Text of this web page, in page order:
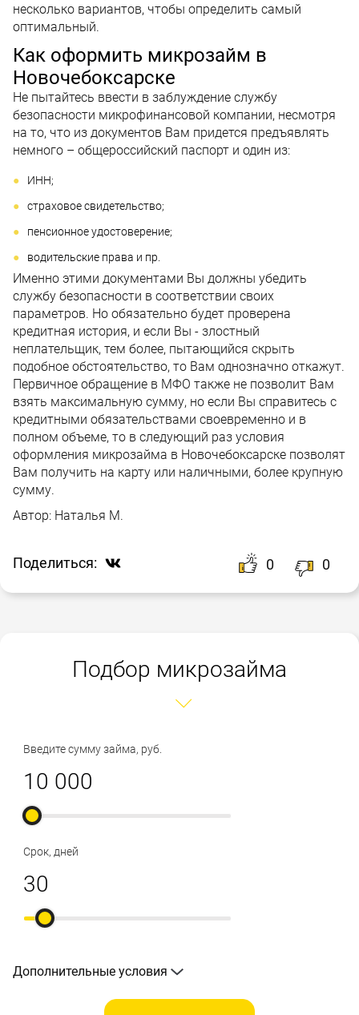
несколько вариантов, чтобы определить самый
оптимальный.
Как оформить микрозайм в
Новочебоксарске
Не пытайтесь ввести в заблуждение службу
безопасности микрофинансовой компании, несмотря
на то, что из документов Вам придется предъявлять
немного – общероссийский паспорт и один из:
ИНН;
страховое свидетельство;
пенсионное удостоверение;
водительские права и пр.
Именно этими документами Вы должны убедить
службу безопасности в соответствии своих
параметров. Но обязательно будет проверена
кредитная история, и если Вы - злостный
неплательщик, тем более, пытающийся скрыть
подобное обстоятельство, то Вам однозначно откажут.
Первичное обращение в МФО также не позволит Вам
взять максимальную сумму, но если Вы справитесь с
кредитными обязательствами своевременно и в
полном объеме, то в следующий раз условия
оформления микрозайма в Новочебоксарске позволят
Вам получить на карту или наличными, более крупную
сумму.
Автор: Наталья М.
Поделиться: 0 0
Подбор микрозайма
Введите сумму займа, руб.
Срок, дней
Дополнительные условия